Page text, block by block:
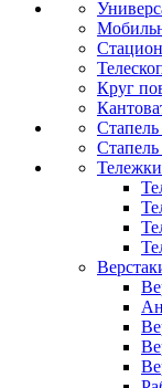
Круг
Тележки